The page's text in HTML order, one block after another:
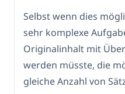
Selbst wenn dies
sehr komplexe
Originalinhalt mit
werden müsste, die
gleiche Anzahl von